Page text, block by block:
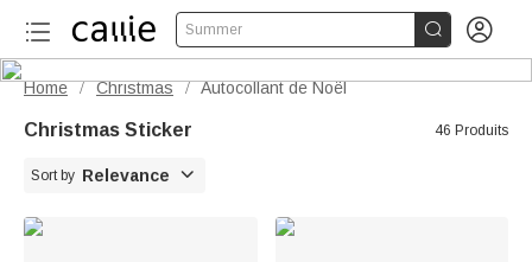
Summer  
Home / Christmas / Autocollant de Noël
Christmas Sticker 46 Produits
Sort by Relevance 